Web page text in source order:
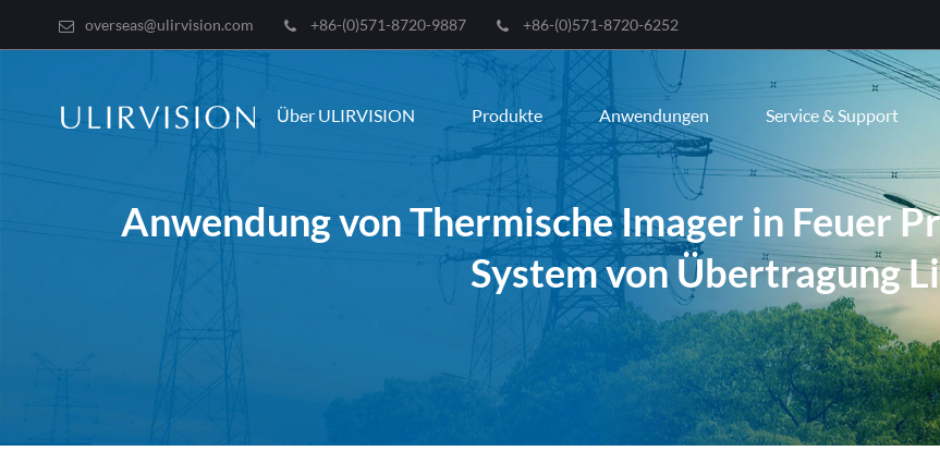
overseas@ulirvision.com +86-(0)571-8720-9887 +86-(0)571-8720-6252
Über ULIRVISION Produkte Anwendungen Service & Support
Anwendung von Thermische Imager in Feuer
System von Übertragung